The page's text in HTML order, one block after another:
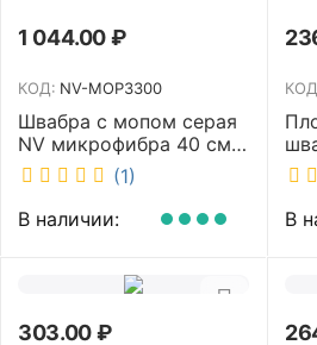
1 044.00₽
КОД: NV-MOP3300
Швабра с мопом серая
NV микрофибра 40 см
NV-MOP3300
(1)
В наличии:
M-
В
303.00₽